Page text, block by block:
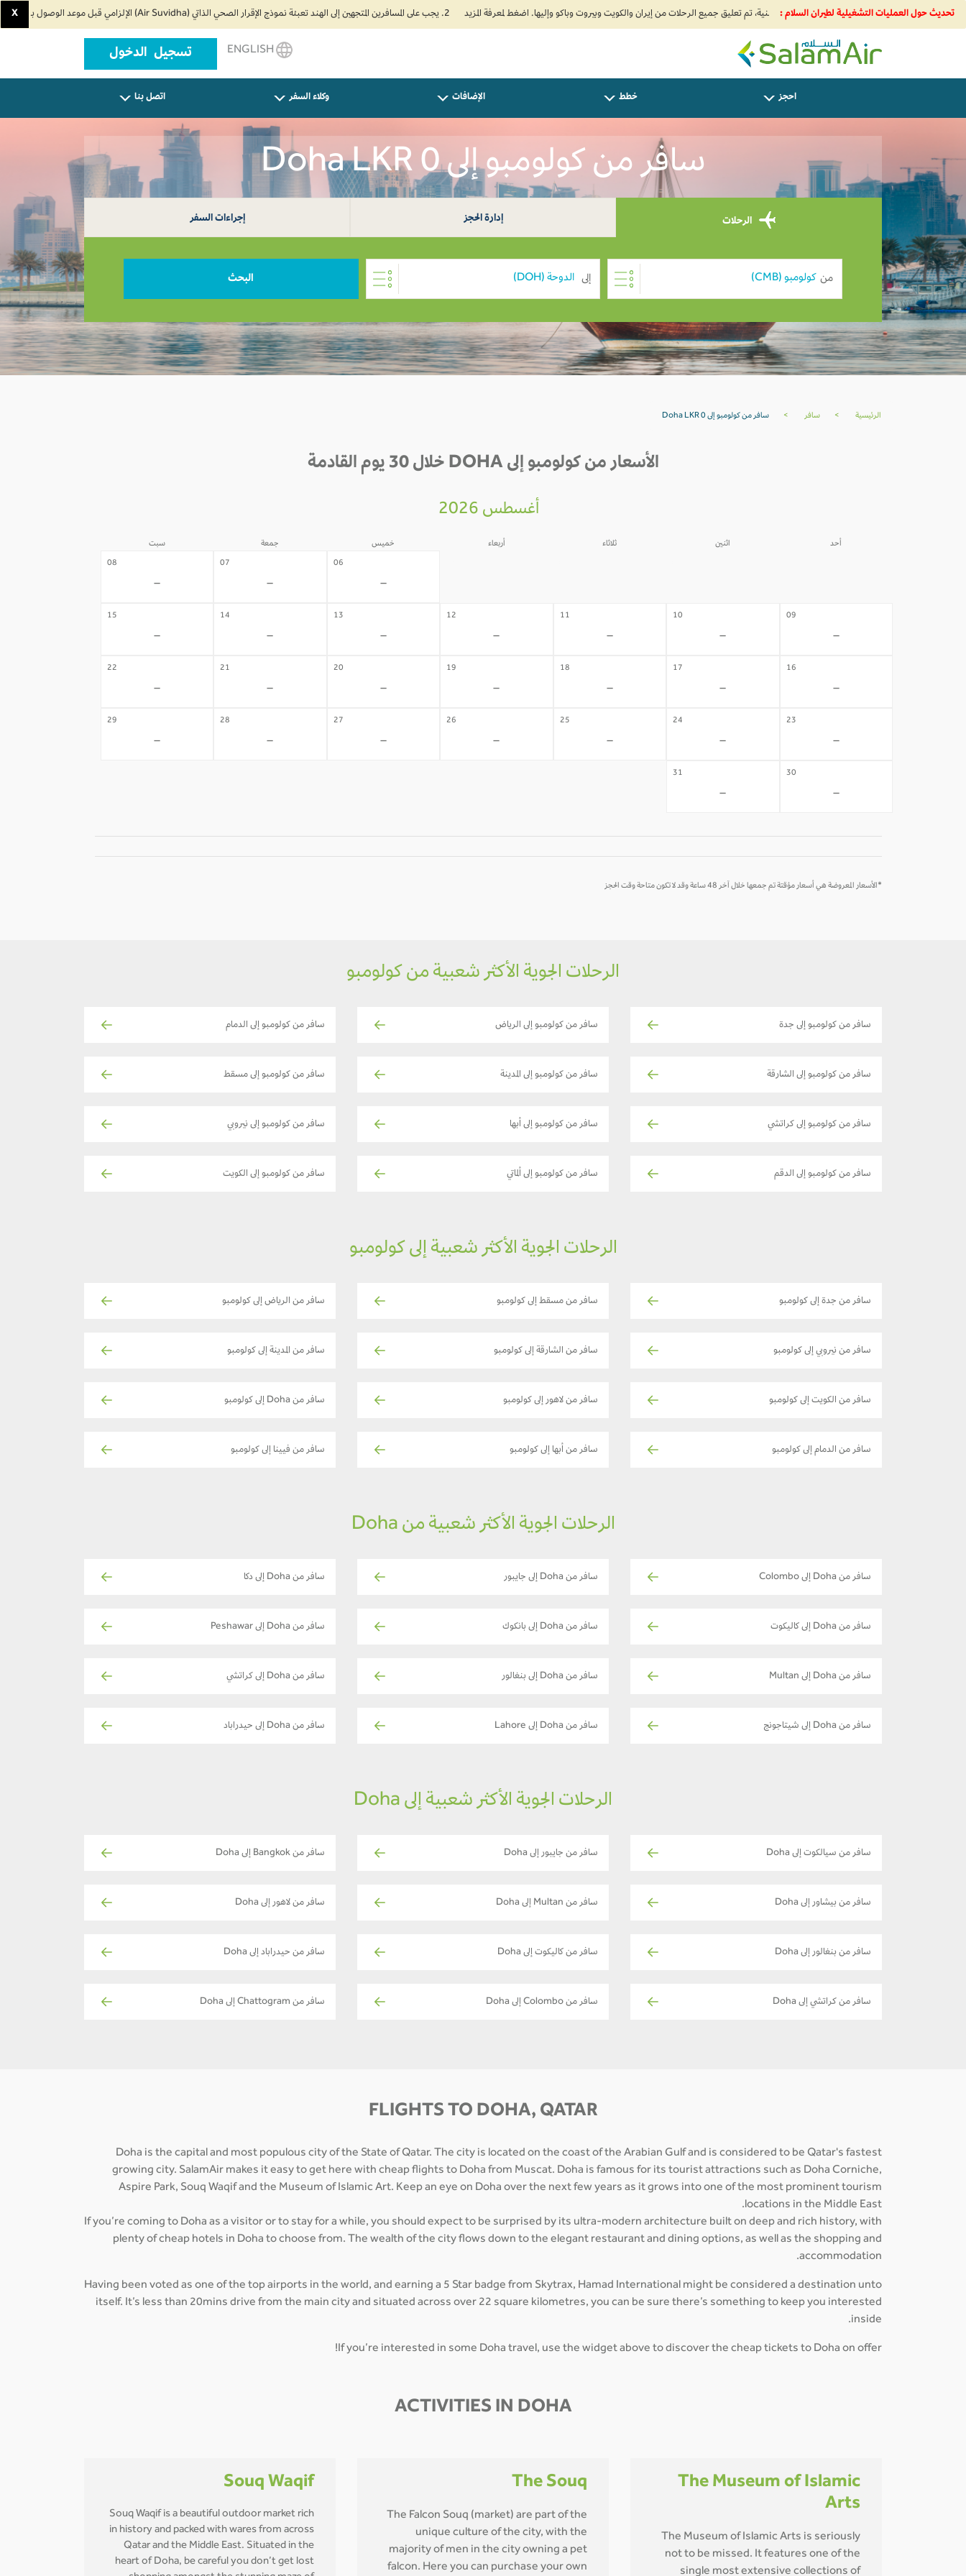
تحديث حول العمليات التشغيلية لطيران السلام : 2. يجب على المسافرين المتجهين إلى الهند تعبئة نموذج الإقرار الصحي الذاتي (Air Suvidha) الإلزامي قبل موعد الوصول بـ 24 ساعة على الأقل. اضغط هنا للدخول إلى بوابة Air Suvidha. X
SalamAir
تسجيل الدخول
احجز خطط الإضافات وكلاء السفر اتصل بنا
سافر من كولومبو إلى Doha LKR 0
الرحلات إدارة الحجز إجراءات السفر
من إلى البحث
الرئيسية > سافر > سافر من كولومبو إلى Doha LKR 0
الأسعار من كولومبو إلى DOHA خلال 30 يوم القادمة
أغسطس 2026
أحد اثنين ثلاثاء أربعاء خميس جمعة سبت
06
-
07
-
08
-
09
-
10
-
11
-
12
-
13
-
14
-
15
-
16
-
17
-
18
-
19
-
20
-
21
-
22
-
23
-
24
-
25
-
26
-
27
-
28
-
29
-
30
-
31
-
*الأسعار المعروضة هي أسعار مؤقتة تم جمعها خلال آخر 48 ساعة وقد لا تكون متاحة وقت الحجز
الرحلات الجوية الأكثر شعبية من كولومبو
سافر من كولومبو إلى جدة سافر من كولومبو إلى الرياض سافر من كولومبو إلى الدمام
سافر من كولومبو إلى الشارقة سافر من كولومبو إلى المدينة سافر من كولومبو إلى مسقط
سافر من كولومبو إلى كراتشي سافر من كولومبو إلى أبها سافر من كولومبو إلى نيروبي
سافر من كولومبو إلى الدقم سافر من كولومبو إلى ألماتي سافر من كولومبو إلى الكويت
الرحلات الجوية الأكثر شعبية إلى كولومبو
سافر من جدة إلى كولومبو سافر من مسقط إلى كولومبو سافر من الرياض إلى كولومبو
سافر من نيروبي إلى كولومبو سافر من الشارقة إلى كولومبو سافر من المدينة إلى كولومبو
سافر من الكويت إلى كولومبو سافر من لاهور إلى كولومبو سافر من Doha إلى كولومبو
سافر من الدمام إلى كولومبو سافر من أبها إلى كولومبو سافر من فيينا إلى كولومبو
الرحلات الجوية الأكثر شعبية من Doha
سافر من Doha إلى Colombo سافر من Doha إلى جايبور سافر من Doha إلى دكا
سافر من Doha إلى كاليكوت سافر من Doha إلى بانكوك سافر من Doha إلى Peshawar
سافر من Doha إلى Multan سافر من Doha إلى بنغالور سافر من Doha إلى كراتشي
سافر من Doha إلى شيتاجونج سافر من Doha إلى Lahore سافر من Doha إلى حيدراباد
الرحلات الجوية الأكثر شعبية إلى Doha
سافر من سيالكوت إلى Doha سافر من جايبور إلى Doha سافر من Bangkok إلى Doha
سافر من بيشاور إلى Doha سافر من Multan إلى Doha سافر من لاهور إلى Doha
سافر من بنغالور إلى Doha سافر من كاليكوت إلى Doha سافر من حيدراباد إلى Doha
سافر من كراتشي إلى Doha سافر من Colombo إلى Doha سافر من Chattogram إلى Doha
FLIGHTS TO DOHA, QATAR
Doha is the capital and most populous city of the State of Qatar. The city is located on the coast of the Arabian Gulf and is considered to be Qatar's fastest
growing city. SalamAir makes it easy to get here with cheap flights to Doha from Muscat. Doha is famous for its tourist attractions such as Doha Corniche,
Aspire Park, Souq Waqif and the Museum of Islamic Art. Keep an eye on Doha over the next few years as it grows into one of the most prominent tourism
locations in the Middle East.
If you’re coming to Doha as a visitor or to stay for a while, you should expect to be surprised by its ultra-modern architecture built on deep and rich history, with
plenty of cheap hotels in Doha to choose from. The wealth of the city flows down to the elegant restaurant and dining options, as well as the shopping and
accommodation.
Having been voted as one of the top airports in the world, and earning a 5 Star badge from Skytrax, Hamad International might be considered a destination unto
itself. It’s less than 20mins drive from the main city and situated across over 22 square kilometres, you can be sure there’s something to keep you interested
inside.
If you’re interested in some Doha travel, use the widget above to discover the cheap tickets to Doha on offer!
ACTIVITIES IN DOHA
The Museum of Islamic
Arts
The Museum of Islamic Arts is seriously
not to be missed. It features one of the
single most extensive collections of
The Souq
The Falcon Souq (market) are part of the
unique culture of the city, with the
majority of men in the city owning a pet
falcon. Here you can purchase your own
Souq Waqif
Souq Waqif is a beautiful outdoor market rich
in history and packed with wares from across
Qatar and the Middle East. Situated in the
heart of Doha, be careful you don’t get lost